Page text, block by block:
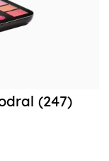
(247)